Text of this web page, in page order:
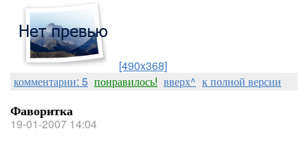
[490x368]
комментарии: 5 понравилось! вверх^ к полной версии
Фаворитка
19-01-2007 14:04